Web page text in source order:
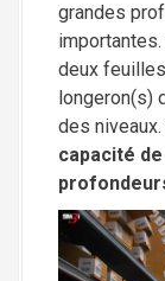
grandes
deux
longeron(s)
des
capacité